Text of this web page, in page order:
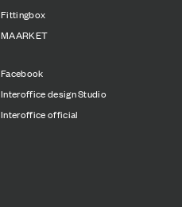
Fittingbox
MAARKET
Facebook
Interoffice design Studio
Interoffice official